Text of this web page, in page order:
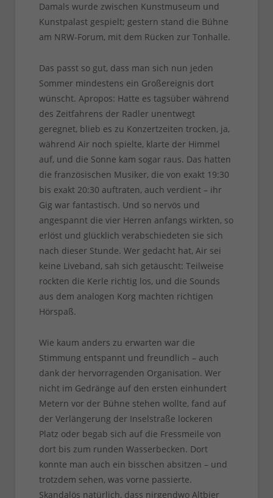
Damals wurde zwischen Kunstmuseum und
Kunstpalast gespielt; gestern stand die Bühne
am NRW-Forum, mit dem Rücken zur Tonhalle.
Das passt so gut, dass man sich nun jeden
Sommer mindestens ein Großereignis dort
wünscht. Apropos: Hatte es tagsüber während
des Zeitfahrens der Radler unentwegt
geregnet, blieb es zu Konzertzeiten trocken, ja,
während Air noch spielte, klarte der Himmel
auf, und die Sonne kam sogar raus. Das hatten
die französischen Musiker, die von exakt 19:30
bis exakt 20:30 auftraten, auch verdient – ihr
Gig war fantastisch. Und so nervös und
angespannt die vier Herren anfangs wirkten, so
erlöst und glücklich verabschiedeten sie sich
nach dieser Stunde. Wer gedacht hat, Air sei
keine Liveband, sah sich getäuscht: Teilweise
rockten die Kerle richtig los, und die Sounds
aus dem analogen Korg machten richtigen
Hörspaß.
Wie kaum anders zu erwarten war die
Stimmung entspannt und freundlich – auch
dank der hervorragenden Organisation. Wer
nicht im Gedränge auf den ersten einhundert
Metern vor der Bühne stehen wollte, fand auf
der Verlängerung der Inselstraße lockeren
Platz oder begab sich auf die Fressmeile von
dort bis zum runden Wasserbecken. Dort
konnte man auch ein bisschen absitzen – und
trotzdem sehen, was vorne passierte.
Skandalös natürlich, dass nirgendwo Altbier